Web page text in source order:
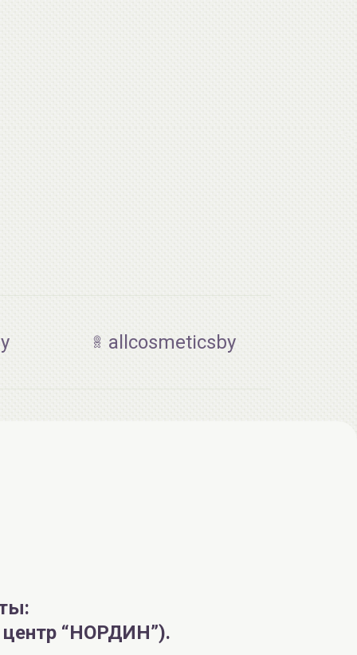
allcosmeticsby
центр “НОРДИН”).